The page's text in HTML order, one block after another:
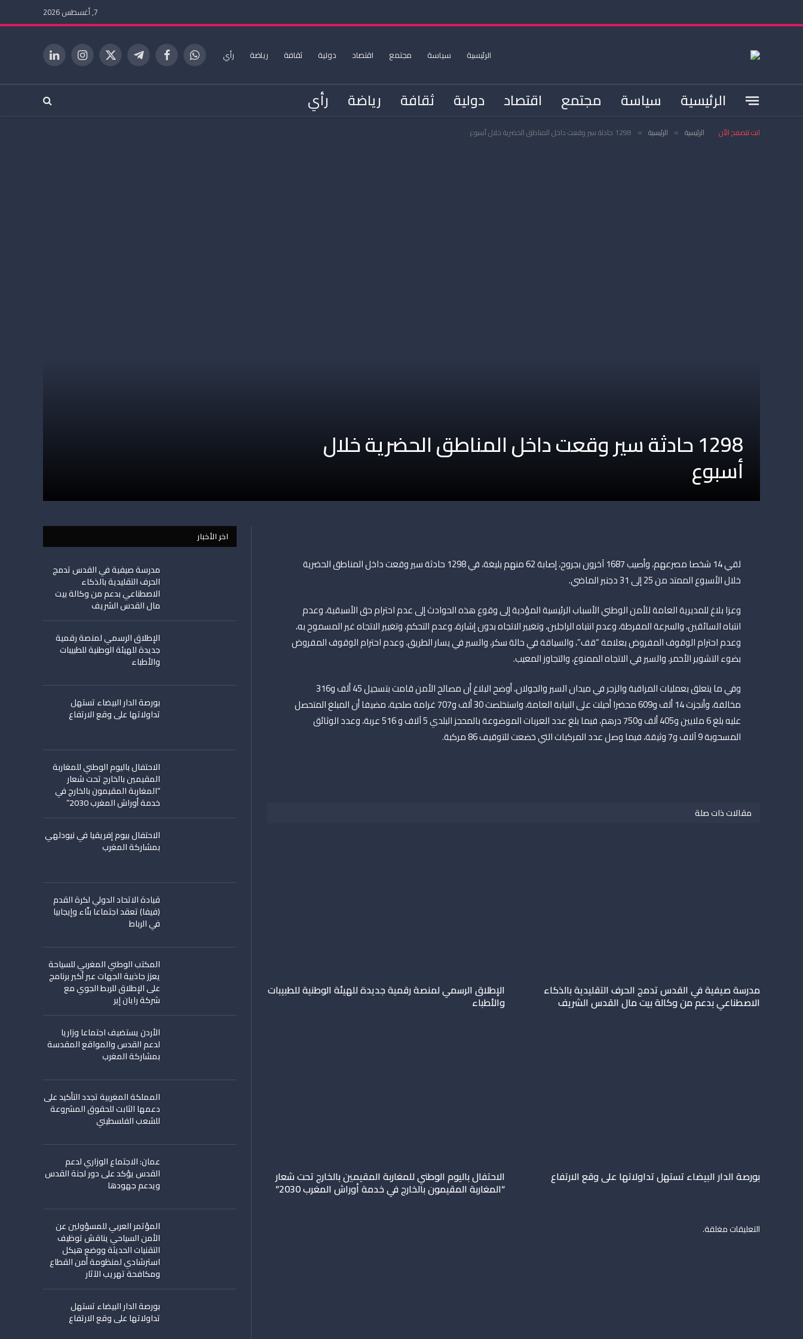
7, أغسطس 2026
الرئيسية سياسة مجتمع اقتصاد دولية ثقافة رياضة رأي واتساب فيسبوكتيلقرام X
الانستغراملينكدإن
الرئيسية سياسة مجتمع اقتصاد دولية ثقافة رياضة رأي
انت تتصفح الأن الرئيسية » الرئيسية » 1298 حادثة سير وقعت داخل المناطق الحضرية خلال أسبوع
1298 حادثة سير وقعت داخل المناطق الحضرية خلال
أسبوع
لقي 14 شخصا مصرعهم، وأصيب 1687 آخرون بجروح، إصابة 62 منهم بليغة، في 1298 حادثة سير وقعت داخل المناطق الحضرية
خلال الأسبوع الممتد من 25 إلى 31 دجنبر الماضي.
وعزا بلاغ للمديرية العامة للأمن الوطني الأسباب الرئيسية المؤدية إلى وقوع هذه الحوادث إلى عدم احترام حق الأسبقية، وعدم
انتباه السائقين، والسرعة المفرطة، وعدم انتباه الراجلين، وتغيير الاتجاه بدون إشارة، وعدم التحكم، وتغيير الاتجاه غير المسموح به،
وعدم احترام الوقوف المفروض بعلامة “قف”، والسياقة في حالة سكر، والسير في يسار الطريق، وعدم احترام الوقوف المفروض
بضوء التشوير الأحمر، والسير في الاتجاه الممنوع، والتجاوز المعيب.
وفي ما يتعلق بعمليات المراقبة والزجر في ميدان السير والجولان، أوضح البلاغ أن مصالح الأمن قامت بتسجيل 45 ألف و316
مخالفة، وأنجزت 14 ألف و609 محضرا أحيلت على النيابة العامة، واستخلصت 30 ألف و707 غرامة صلحية، مضيفا أن المبلغ المتحصل
عليه بلغ 6 ملايين و405 ألف و750 درهم، فيما بلغ عدد العربات الموضوعة بالمحجز البلدي 5 آلاف و 516 عربة، وعدد الوثائق
المسحوبة 9 آلاف و7 وثيقة، فيما وصل عدد المركبات التي خضعت للتوقيف 86 مركبة.
مقالات ذات صلة
مدرسة صيفية في القدس تدمج الحرف التقليدية بالذكاء
الاصطناعي بدعم من وكالة بيت مال القدس الشريف
الإطلاق الرسمي لمنصة رقمية جديدة للهيئة الوطنية للطبيبات
والأطباء
بورصة الدار البيضاء تستهل تداولاتها على وقع الارتفاع الاحتفال باليوم الوطني للمغاربة المقيمين بالخارج تحت شعار
“المغاربة المقيمون بالخارج في خدمة أوراش المغرب 2030”
التعليقات مغلقة.
اخر الأخبار
مدرسة صيفية في القدس تدمج
الحرف التقليدية بالذكاء
الاصطناعي بدعم من وكالة بيت
مال القدس الشريف
الإطلاق الرسمي لمنصة رقمية
جديدة للهيئة الوطنية للطبيبات
والأطباء
بورصة الدار البيضاء تستهل
تداولاتها على وقع الارتفاع
الاحتفال باليوم الوطني للمغاربة
المقيمين بالخارج تحت شعار
“المغاربة المقيمون بالخارج في
خدمة أوراش المغرب 2030”
الاحتفال بيوم إفريقيا في نيودلهي
بمشاركة المغرب
قيادة الاتحاد الدولي لكرة القدم
(فيفا) تعقد اجتماعا بنّاء وإيجابيا
في الرباط
المكتب الوطني المغربي للسياحة
يعزز جاذبية الجهات عبر أكبر برنامج
على الإطلاق للربط الجوي مع
شركة رايان إير
الأردن يستضيف اجتماعا وزاريا
لدعم القدس والمواقع المقدسة
بمشاركة المغرب
المملكة المغربية تجدد التأكيد على
دعمها الثابت للحقوق المشروعة
للشعب الفلسطيني
عمان: الاجتماع الوزاري لدعم
القدس يؤكد على دور لجنة القدس
ويدعم جهودها
المؤتمر العربي للمسؤولين عن
الأمن السياحي يناقش توظيف
التقنيات الحديثة ووضع هيكل
استرشادي لمنظومة أمن القطاع
ومكافحة تهريب الآثار
بورصة الدار البيضاء تستهل
تداولاتها على وقع الارتفاع